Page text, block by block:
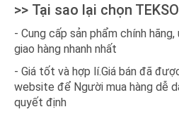
>> Tại sao lại chọn
- Cung cấp sản phẩm chính
giao hàng nhanh nhất
- Giá tốt và hợp lí.Giá bán đã
website để Người mua hàng dễ
quyết định